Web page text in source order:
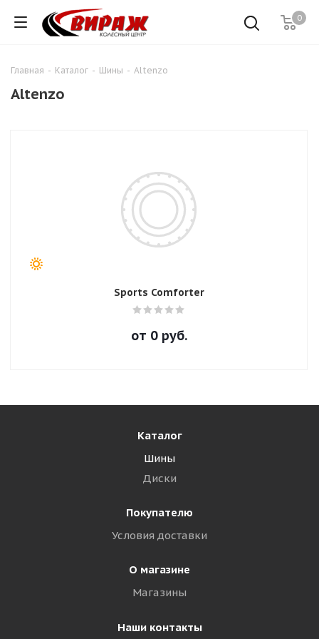
0
Главная - Каталог - Шины - Altenzo
Altenzo
Sports Comforter
от 0руб.
Каталог
Шины
Диски
Покупателю
Условия доставки
О магазине
Магазины
Наши контакты